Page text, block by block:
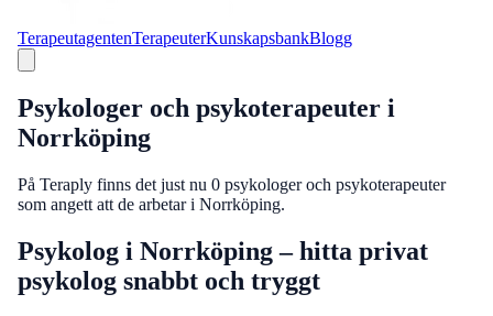
TerapeutagentenTerapeuterKunskapsbankBlogg
Psykologer och psykoterapeuter i
Norrköping
På Teraply finns det just nu 0 psykologer och psykoterapeuter
som angett att de arbetar i Norrköping.
Psykolog i Norrköping – hitta privat
psykolog snabbt och tryggt